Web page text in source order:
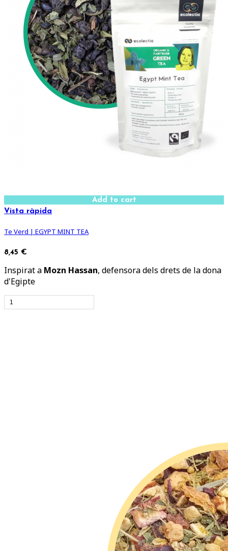
Add to cart
Vista ràpida
Te Verd | EGYPT MINT TEA
8,45 €
Inspirat a Mozn Hassan, defensora dels drets de la dona
d'Egipte